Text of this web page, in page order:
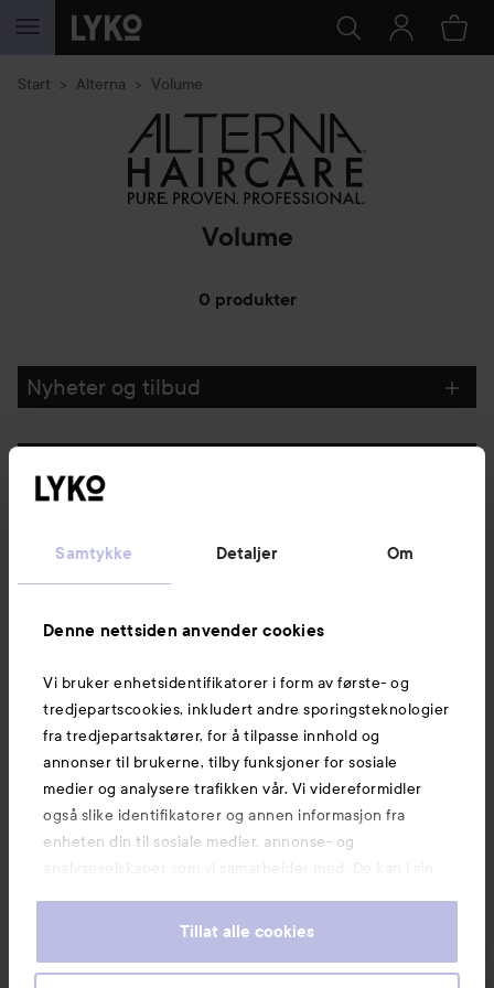
Samtykke Detaljer Om
Denne nettsiden anvender cookies
Vi bruker enhetsidentifikatorer i form av første- og
tredjepartscookies, inkludert andre sporingsteknologier
fra tredjepartsaktører, for å tilpasse innhold og
annonser til brukerne, tilby funksjoner for sosiale
medier og analysere trafikken vår. Vi videreformidler
også slike identifikatorer og annen informasjon fra
enheten din til sosiale medier, annonse- og
analyseselskaper som vi samarbeider med. De kan i sin
informasjon som du har oppgitt eller som de har samlet
våre cookies ved å fortsette å bruke nettsiden vår. For
Tillat alle cookies
GÅ TIL INNHOLD
Start Alterna Volume
Volume
0 produkter
GÅ TIL FILTRE
Nyheter og tilbud
Kundeservice
Informasjon
Også av interesse